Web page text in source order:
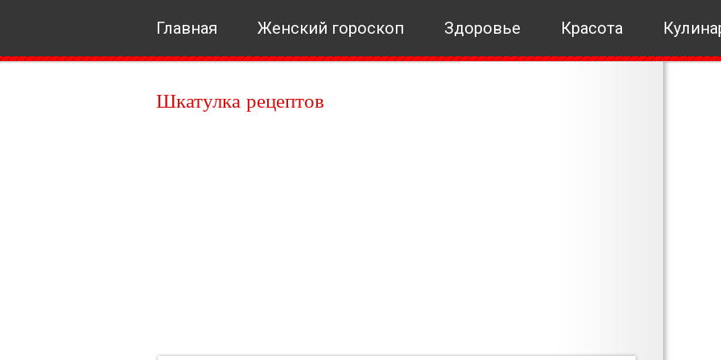
Главная Женский гороскоп Здоровье Красота
Шкатулка рецептов